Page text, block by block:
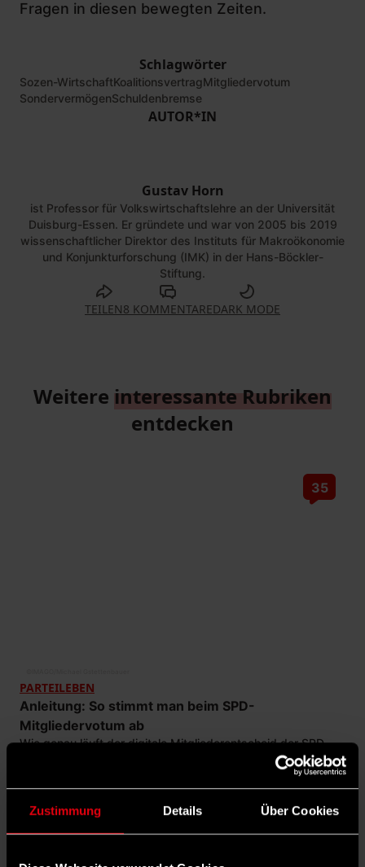
Zustimmung Details Über Cookies
Fragen in diesen bewegten Zeiten.
Schlagwörter
Sozen-WirtschaftKoalitionsvertragMitgliedervotum
SondervermögenSchuldenbremse
AUTOR*IN
Gustav Horn
ist Professor für Volkswirtschaftslehre an der Universität
Duisburg-Essen. Er gründete und war von 2005 bis 2019
wissenschaftlicher Direktor des Instituts für Makroökonomie
und Konjunkturforschung (IMK) in der Hans-Böckler-
Stiftung.
TEILEN8 KOMMENTAREDARK MODE
Weitere interessante Rubriken
entdecken
35
PARTEILEBEN
Anleitung: So stimmt man beim SPD-
Mitgliedervotum ab
Wie genau läuft der digitale Mitgliederentscheid der SPD
ab? Wir erklären hier in einer einfachen Anleitung die
LARS HAFERKAMP· 16. APRIL 2025